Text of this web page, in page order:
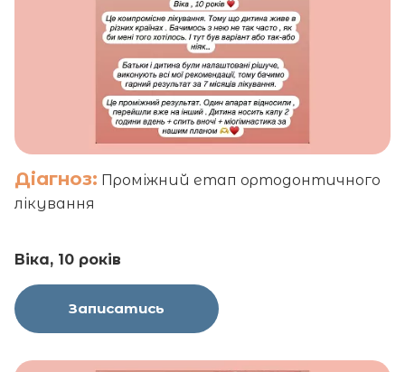
Діагноз: Проміжний етап ортодонтичного
лікування
Віка, 10 років
Записатись